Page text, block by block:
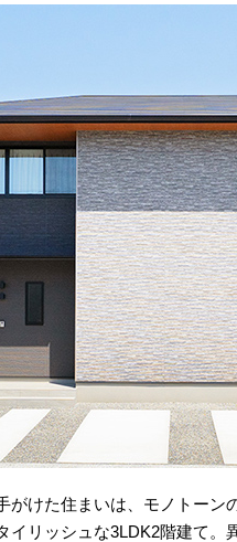
がけた住まいは、モノトーン
イリッシュな3LDK2階建て。